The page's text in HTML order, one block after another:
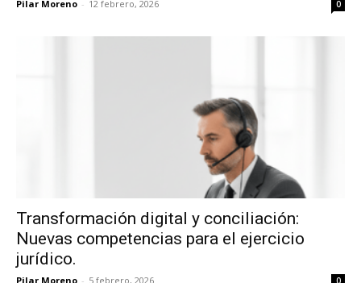
Pilar Moreno - 12 febrero, 2026 0
Transformación digital y conciliación:
Nuevas competencias para el ejercicio
jurídico.
Pilar Moreno - 5 febrero, 2026